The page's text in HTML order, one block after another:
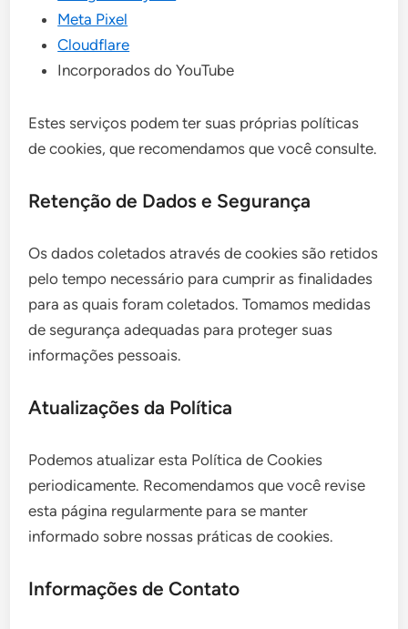
Meta Pixel
Cloudflare
Incorporados do YouTube
Estes serviços podem ter suas próprias políticas
de cookies, que recomendamos que você consulte.
Retenção de Dados e Segurança
Os dados coletados através de cookies são retidos
pelo tempo necessário para cumprir as finalidades
para as quais foram coletados. Tomamos medidas
de segurança adequadas para proteger suas
informações pessoais.
Atualizações da Política
Podemos atualizar esta Política de Cookies
periodicamente. Recomendamos que você revise
esta página regularmente para se manter
informado sobre nossas práticas de cookies.
Informações de Contato